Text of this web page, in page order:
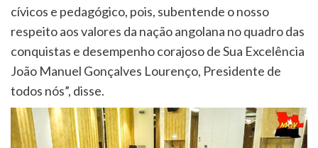
cívicos e pedagógico, pois, subentende o nosso
respeito aos valores da nação angolana no quadro das
conquistas e desempenho corajoso de Sua Excelência
João Manuel Gonçalves Lourenço, Presidente de
todos nós”, disse.